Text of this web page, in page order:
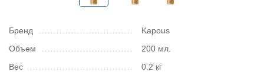
Бренд
Kapous
Объем
200 мл.
Вес
0.2 кг